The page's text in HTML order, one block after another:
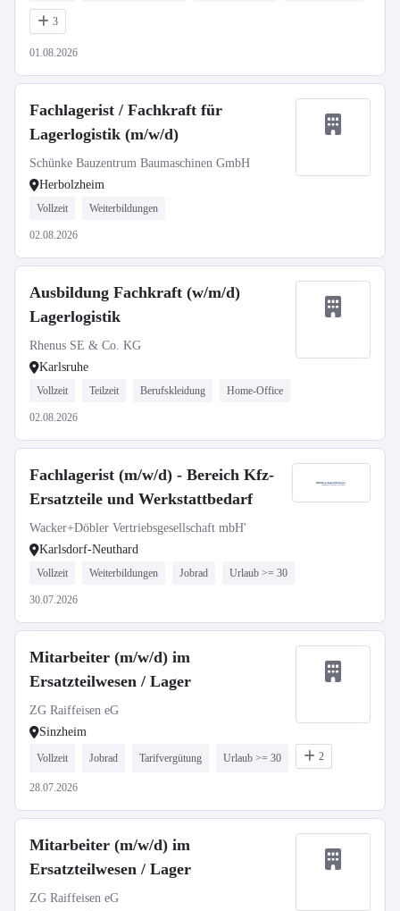
3
01.08.2026
Fachlagerist / Fachkraft für
Lagerlogistik (m/w/d)
Schünke Bauzentrum Baumaschinen GmbH
Herbolzheim
Vollzeit Weiterbildungen
02.08.2026
Ausbildung Fachkraft (w/m/d)
Lagerlogistik
Rhenus SE & Co. KG
Karlsruhe
Vollzeit Teilzeit Berufskleidung Home-Office
02.08.2026
Fachlagerist (m/w/d) - Bereich Kfz-
Ersatzteile und Werkstattbedarf
Wacker+Döbler Vertriebsgesellschaft mbH'
Karlsdorf-Neuthard
Vollzeit Weiterbildungen Jobrad Urlaub >= 30
30.07.2026
Mitarbeiter (m/w/d) im
Ersatzteilwesen / Lager
ZG Raiffeisen eG
Sinzheim
Vollzeit Jobrad Tarifvergütung Urlaub >= 30 2
28.07.2026
Mitarbeiter (m/w/d) im
Ersatzteilwesen / Lager
ZG Raiffeisen eG